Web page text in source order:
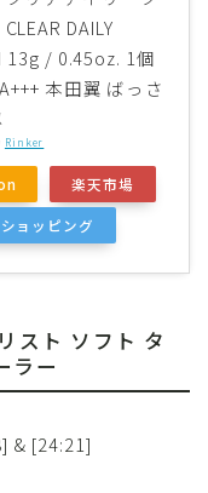
DAILY
13g / 0.45oz. 1個
本田翼 ばっさ
Rinker
楽天市場
ョッピング
スト ソフト タ
ラー
& [24:21]